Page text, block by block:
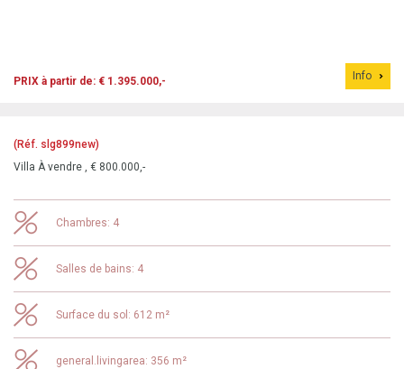
PRIX à partir de: € 1.395.000,- Info
(Réf. slg899new)
Villa À vendre , € 800.000,-
Chambres: 4
Salles de bains: 4
Surface du sol: 612 m²
general.livingarea: 356 m²